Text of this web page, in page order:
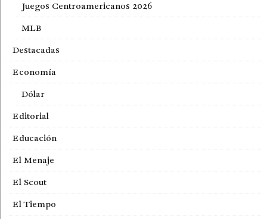
Juegos Centroamericanos 2026
MLB
Destacadas
Economía
Dólar
Editorial
Educación
El Menaje
El Scout
El Tiempo